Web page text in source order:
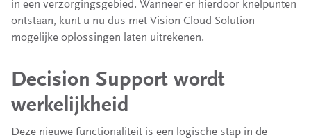
in een verzorgingsgebied. Wanneer er hierdoor knelpunten
ontstaan, kunt u nu dus met Vision Cloud Solution
mogelijke oplossingen laten uitrekenen.
Decision Support wordt
werkelijkheid
Deze nieuwe functionaliteit is een logische stap in de